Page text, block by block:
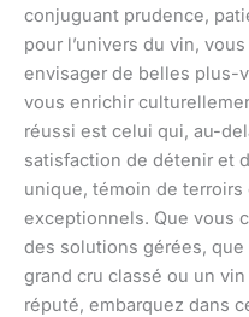
conjuguant prudence,
pour l’univers du vin,
envisager de belles plus-
vous enrichir
réussi est celui qui, au-
satisfaction de détenir et
unique, témoin de terroirs
exceptionnels. Que vous
des solutions gérées,
grand cru classé ou un
réputé, embarquez dans